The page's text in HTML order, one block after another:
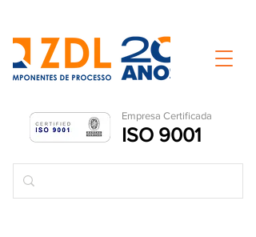
Empresa Certificada
ISO 9001